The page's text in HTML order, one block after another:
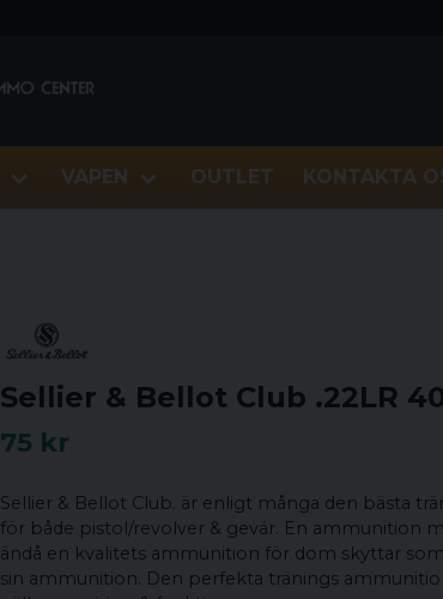
VAPEN OUTLET KONTAKTA
Sellier & Bellot Club .22LR
75 kr
Sellier & Bellot Club. är enligt många den bästa
för både pistol/revolver & gevär. En ammunition
ändå en kvalitets ammunition för dom skyttar
sin ammunition. Den perfekta tränings